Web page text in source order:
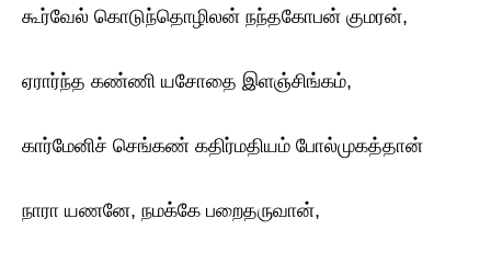
கூர்வேல் கொடுந்தொழிலன் நந்தகோபன் குமரன்,
ஏரார்ந்த கண்ணி யசோதை இளஞ்சிங்கம்,
கார்மேனிச் செங்கண் கதிர்மதியம் போல்முகத்தான்
நாரா யணனே, நமக்கே பறைதருவான்,